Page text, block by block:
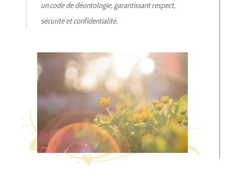
un code de déontologie, garantissant respect,
sécurité et confidentialité.